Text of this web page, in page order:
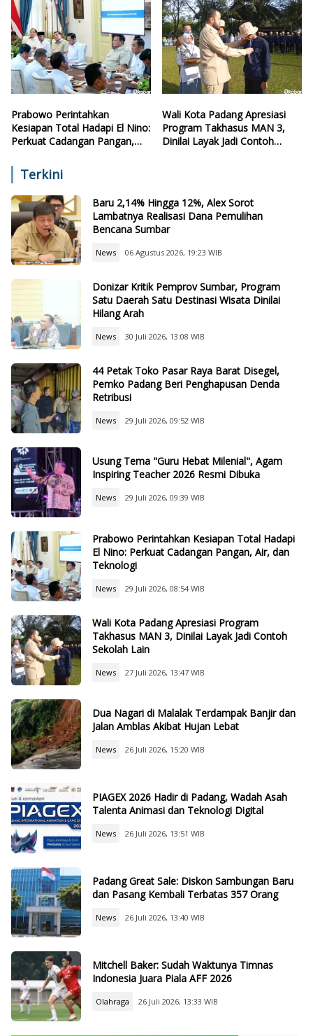
Prabowo Perintahkan
Kesiapan Total Hadapi El Nino:
Perkuat Cadangan Pangan,
Wali Kota Padang Apresiasi
Program Takhasus MAN 3,
Dinilai Layak Jadi Contoh
Terkini
Baru 2,14% Hingga 12%, Alex Sorot
Lambatnya Realisasi Dana Pemulihan
Bencana Sumbar
News 06 Agustus 2026, 19:23 WIB
Donizar Kritik Pemprov Sumbar, Program
Satu Daerah Satu Destinasi Wisata Dinilai
Hilang Arah
News 30 Juli 2026, 13:08 WIB
44 Petak Toko Pasar Raya Barat Disegel,
Pemko Padang Beri Penghapusan Denda
Retribusi
News 29 Juli 2026, 09:52 WIB
Usung Tema "Guru Hebat Milenial", Agam
Inspiring Teacher 2026 Resmi Dibuka
News 29 Juli 2026, 09:39 WIB
Prabowo Perintahkan Kesiapan Total Hadapi
El Nino: Perkuat Cadangan Pangan, Air, dan
Teknologi
News 29 Juli 2026, 08:54 WIB
Wali Kota Padang Apresiasi Program
Takhasus MAN 3, Dinilai Layak Jadi Contoh
Sekolah Lain
News 27 Juli 2026, 13:47 WIB
Dua Nagari di Malalak Terdampak Banjir dan
Jalan Amblas Akibat Hujan Lebat
News 26 Juli 2026, 15:20 WIB
PIAGEX 2026 Hadir di Padang, Wadah Asah
Talenta Animasi dan Teknologi Digital
News 26 Juli 2026, 13:51 WIB
Padang Great Sale: Diskon Sambungan Baru
dan Pasang Kembali Terbatas 357 Orang
News 26 Juli 2026, 13:40 WIB
Mitchell Baker: Sudah Waktunya Timnas
Indonesia Juara Piala AFF 2026
Olahraga 26 Juli 2026, 13:33 WIB